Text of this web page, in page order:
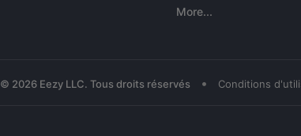
More...
© 2026 Eezy LLC. Tous droits réservés • Conditions